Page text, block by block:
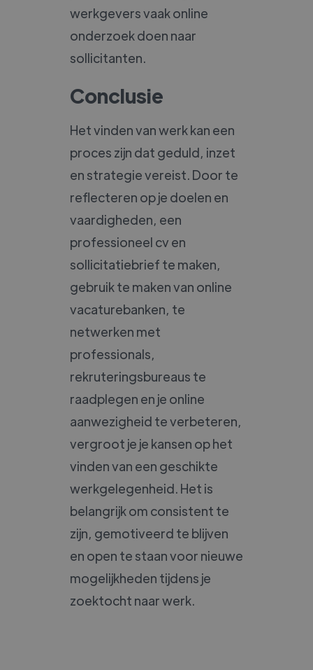
werkgevers vaak online
onderzoek doen naar
sollicitanten.
Conclusie
Het vinden van werk kan een
proces zijn dat geduld, inzet
en strategie vereist. Door te
reflecteren op je doelen en
vaardigheden, een
professioneel cv en
sollicitatiebrief te maken,
gebruik te maken van online
vacaturebanken, te
netwerken met
professionals,
rekruteringsbureaus te
raadplegen en je online
aanwezigheid te verbeteren,
vergroot je je kansen op het
vinden van een geschikte
werkgelegenheid. Het is
belangrijk om consistent te
zijn, gemotiveerd te blijven
en open te staan voor nieuwe
mogelijkheden tijdens je
zoektocht naar werk.